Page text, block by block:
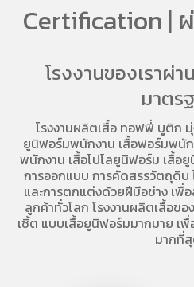
Certification |
โรงงานของเราผ่
มาตร
โรงงานผลิตเสื้อ ทอฟฟี่ บูติก มุ่
ยูนิฟอร์มพนักงาน เสื้อฟอร์มพนั
พนักงาน เสื้อโปโลยูนิฟอร์ม เสื้อ
การออกแบบ การคัดสรรวัตถุดิบ
และการตกแต่งด้วยฝีมือช่าง เพื่
ลูกค้าทั่วโลก โรงงานผลิตเสื้อขอ
เชิ้ต แบบเสื้อยูนิฟอร์มมากมาย เ
มากที่